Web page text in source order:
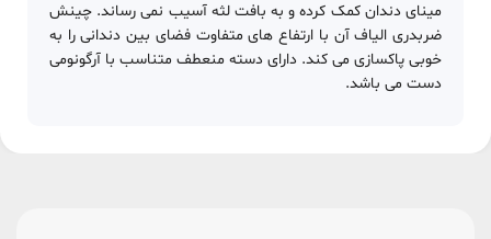
مینای دندان کمک کرده و به بافت لثه آسیب نمی رساند. چینش
ضربدری الیاف آن با ارتفاع های متفاوت فضای بین دندانی را به
خوبی پاکسازی می کند. دارای دسته منعطف متناسب با آرگونومی
دست می باشد.